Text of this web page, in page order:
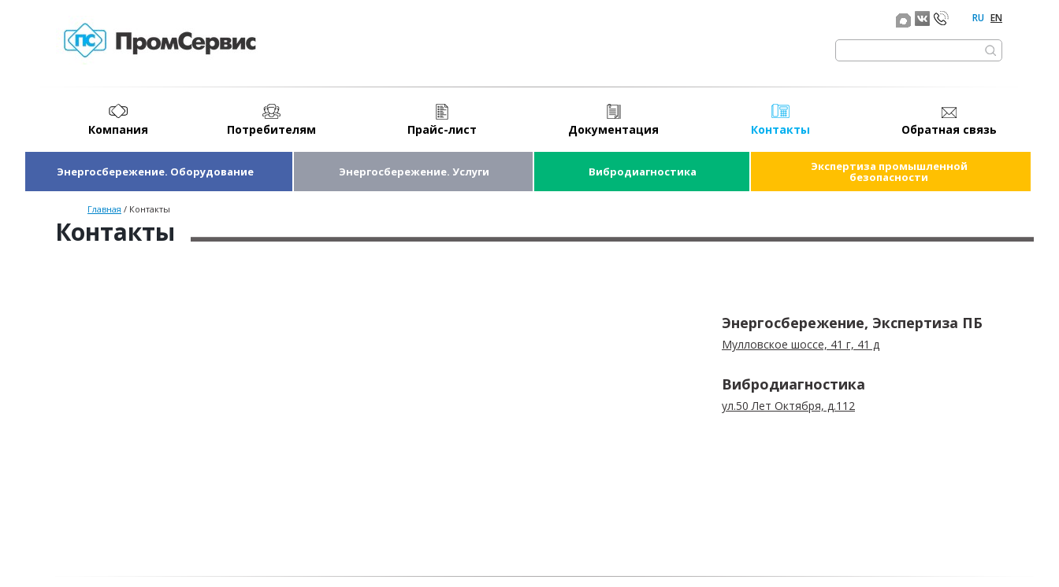
RU EN
Компания Потребителям Прайс-лист Документация Контакты Обратная связь
Энергосбережение. Оборудование Энергосбережение. Услуги Вибродиагностика Экспертиза промышленной
безопасности
Главная / Контакты
Контакты
Энергосбережение, Экспертиза ПБ
Мулловское шоссе, 41 г, 41 д
Вибродиагностика
ул.50 Лет Октября, д.112